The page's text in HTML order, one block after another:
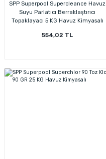
SPP Superpool Supercleance Havuz
Suyu Parlatıcı Berraklaştırıcı
Topaklayacı 5 KG Havuz Kimyasalı
554,02 TL